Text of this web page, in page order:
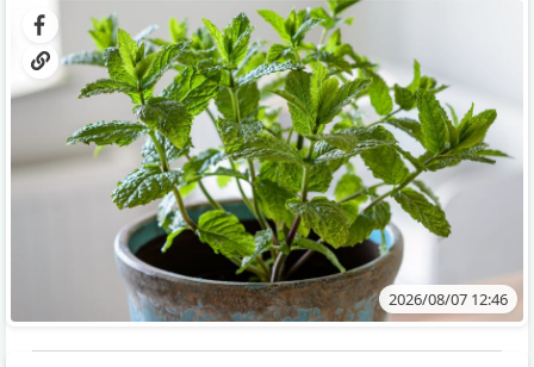
სწრაფად ვრცელდება და სხვა მცენარეებს ავიწროებს.
2026/08/07 12:46